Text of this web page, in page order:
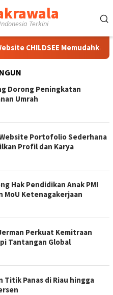
Terkini
Memudahkan Guru
Dorong Peningkatan
Umrah
Portofolio Sederhana
Profil dan Karya
Hak Pendidikan Anak PMI
MoU Ketenagakerjaan
Perkuat Kemitraan
Tantangan Global
Titik Panas di Riau hingga